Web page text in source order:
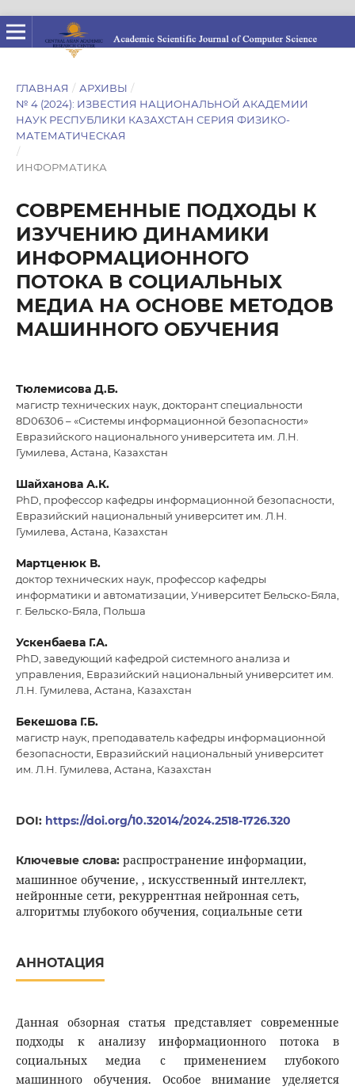
ГЛАВНАЯ / АРХИВЫ /
№ 4 (2024): ИЗВЕСТИЯ НАЦИОНАЛЬНОЙ АКАДЕМИИ
НАУК РЕСПУБЛИКИ КАЗАХСТАН СЕРИЯ ФИЗИКО-
МАТЕМАТИЧЕСКАЯ
/
ИНФОРМАТИКА
СОВРЕМЕННЫЕ ПОДХОДЫ К
ИЗУЧЕНИЮ ДИНАМИКИ
ИНФОРМАЦИОННОГО
ПОТОКА В СОЦИАЛЬНЫХ
МЕДИА НА ОСНОВЕ МЕТОДОВ
МАШИННОГО ОБУЧЕНИЯ
Тюлемисова Д.Б.
магистр технических наук, докторант специальности
8D06306 – «Системы информационной безопасности»
Евразийского национального университета им. Л.Н.
Гумилева, Астана, Казахстан
Шайханова А.К.
PhD, профессор кафедры информационной безопасности,
Евразийский национальный университет им. Л.Н.
Гумилева, Астана, Казахстан
Мартценюк В.
доктор технических наук, профессор кафедры
информатики и автоматизации, Университет Бельско-Бяла,
г. Бельско-Бяла, Польша
Ускенбаева Г.А.
PhD, заведующий кафедрой системного анализа и
управления, Евразийский национальный университет им.
Л.Н. Гумилева, Астана, Казахстан
Бекешова Г.Б.
магистр наук, преподаватель кафедры информационной
безопасности, Евразийский национальный университет
им. Л.Н. Гумилева, Астана, Казахстан
DOI: https://doi.org/10.32014/2024.2518-1726.320
Ключевые слова: распространение информации,
машинное обучение, , искусственный интеллект,
нейронные сети, рекуррентная нейронная сеть,
алгоритмы глубокого обучения, социальные сети
АННОТАЦИЯ
Данная обзорная статья представляет современные
подходы к анализу информационного потока в
социальных медиа с применением глубокого
машинного обучения. Особое внимание уделяется